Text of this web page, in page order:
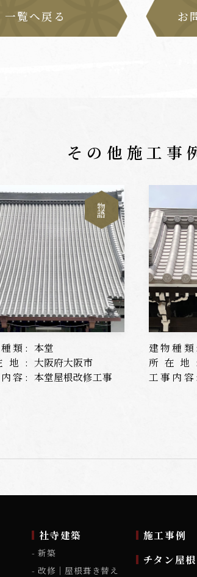
一覧へ戻る お
その他施工事
物
語
類: 本堂
地: 大阪府大阪市
容: 本堂屋根改修工事
建物種類:
所在地:
工事内容:
社寺建築
新築
改修｜屋根葺き替え
施工事例
チタン屋根